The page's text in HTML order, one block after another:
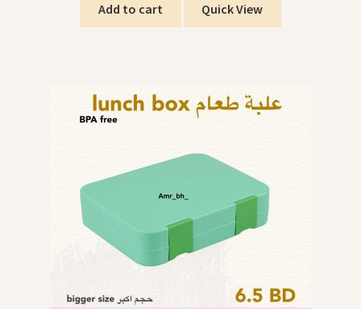
Add to cart Quick View